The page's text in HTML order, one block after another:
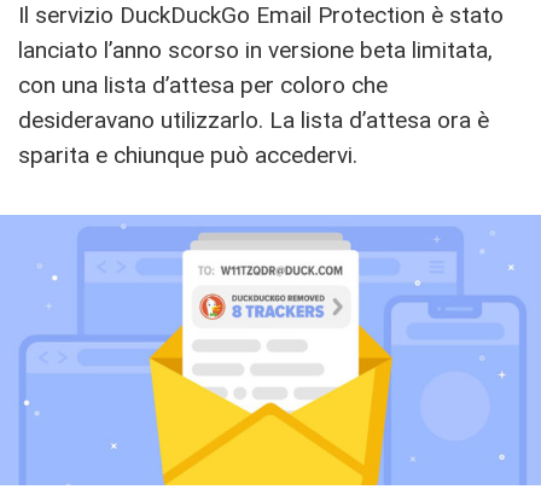
Il servizio DuckDuckGo Email Protection è stato
lanciato l’anno scorso in versione beta limitata,
con una lista d’attesa per coloro che
desideravano utilizzarlo. La lista d’attesa ora è
sparita e chiunque può accedervi.